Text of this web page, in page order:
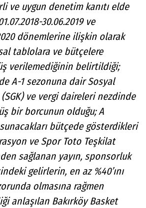
ve uygun denetim kanıtı elde
30.06.2019 ve
dönemlerine ilişkin olarak
tablolara ve bütçelere
verilemediğinin belirtildiği;
A-1 sezonuna dair Sosyal
ve vergi daireleri nezdinde
bir borcunun olduğu; A
bütçede gösterdikleri
ve Spor Toto Teşkilat
sağlanan yayın, sponsorluk
gelirlerin, en az %40’ını
olmasına rağmen
anlaşılan Bakırköy Basket